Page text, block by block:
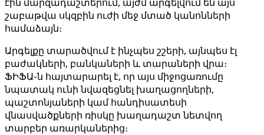
շաբաթվա սկզբին ուժի մեջ մտած կանոնների
համաձայն։
Արգելքը տարածվում է ինչպես շշերի, այնպես էլ
բաժակների, բանկաների և տարաների վրա։
ՖԻՖԱ-ն հայտարարել է, որ այս միջոցառումը
նպատակ ունի նվազեցնել խաղացողների,
պաշտոնյաների կամ հանդիսատեսի
վնասվածքների ռիսկը խաղադաշտ նետվող
տարբեր առարկաներից։